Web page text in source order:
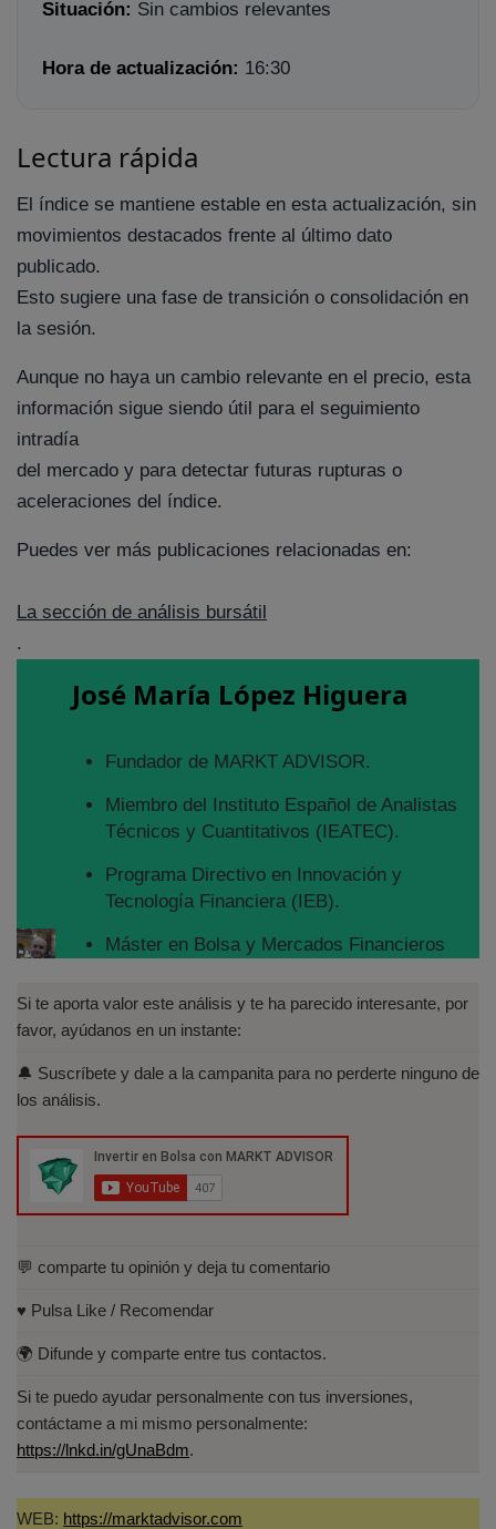
Situación: Sin cambios relevantes
Hora de actualización: 16:30
Lectura rápida
El índice se mantiene estable en esta actualización, sin
movimientos destacados frente al último dato
publicado.
Esto sugiere una fase de transición o consolidación en
la sesión.
Aunque no haya un cambio relevante en el precio, esta
información sigue siendo útil para el seguimiento
intradía
del mercado y para detectar futuras rupturas o
aceleraciones del índice.
Puedes ver más publicaciones relacionadas en:
La sección de análisis bursátil
.
José María López Higuera
Fundador de MARKT ADVISOR.
Miembro del Instituto Español de Analistas
Técnicos y Cuantitativos (IEATEC).
Programa Directivo en Innovación y
Tecnología Financiera (IEB).
Máster en Bolsa y Mercados Financieros
asesoramiento financiero (MIFID II):
https://www.cnmv.es/portal/Titulos-
Licenciado en Informática por la Universidad
Politécnica de Madrid(UPM)
Si te aporta valor este análisis y te ha parecido interesante, por
favor, ayúdanos en un instante:
🔔 Suscríbete y dale a la campanita para no perderte ninguno de
los análisis.
💬 comparte tu opinión y deja tu comentario
♥️ Pulsa Like / Recomendar
🌍 Difunde y comparte entre tus contactos.
Si te puedo ayudar personalmente con tus inversiones,
contáctame a mi mismo personalmente:
https://lnkd.in/gUnaBdm.
WEB: https://marktadvisor.com